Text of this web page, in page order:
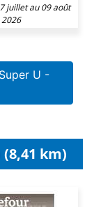
juillet au 09 août
2026
U -
km)